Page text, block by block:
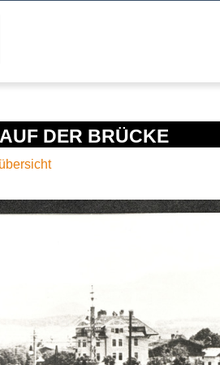
DER BRÜCKE